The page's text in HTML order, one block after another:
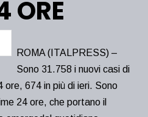
ORE
ROMA (ITALPRESS) –
Sono 31.758 i nuovi casi di
ore, 674 in più di ieri. Sono
24 ore, che portano il